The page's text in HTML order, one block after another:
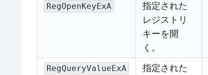
RegOpenKeyExA
指定された
レジストリ
キーを開
く。
RegQueryValueExA
指定された